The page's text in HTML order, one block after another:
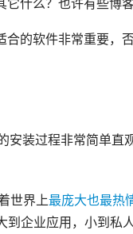
的软件非常重要，
装过程非常简单直
世界上最庞大也最热
企业应用，小到私